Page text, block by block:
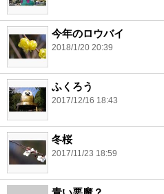
今年のロウバイ
2018/1/20 20:39
ふくろう
2017/12/16 18:43
冬桜
2017/11/23 18:59